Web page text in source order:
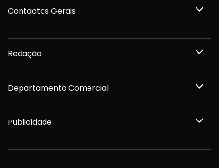
Contactos Gerais
Redação
Departamento Comercial
Publicidade